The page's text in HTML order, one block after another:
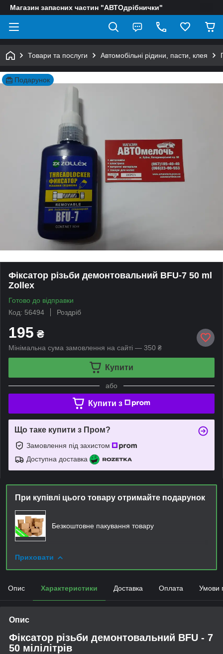
Магазин запасних частин "АВТОдрібнички"
Товари та послуги Автомобільні рідини, пасти, клея
Подарунок
Фіксатор різьби демонтовальний BFU-7 50 ml
Zollex
Готово до відправки
Код: 56494
Роздріб
195 ₴
Мінімальна сума замовлення на сайті — 350 ₴
Купити
або
Купити з
Що таке купити з Пром?
Замовлення під захистом
Доступна доставка
При купівлі цього товару отримайте подарунок
Безкоштовне пакування товару
Приховати
Опис Характеристики Доставка Оплата Умови
Опис
Фіксатор різьби демонтовальний BFU - 7
50 мілілітрів